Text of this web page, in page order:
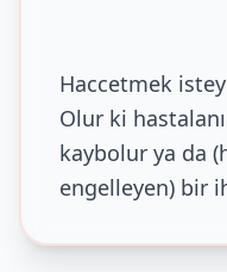
Haccetmek
Olur ki
kaybolur ya da
engelleyen) bir